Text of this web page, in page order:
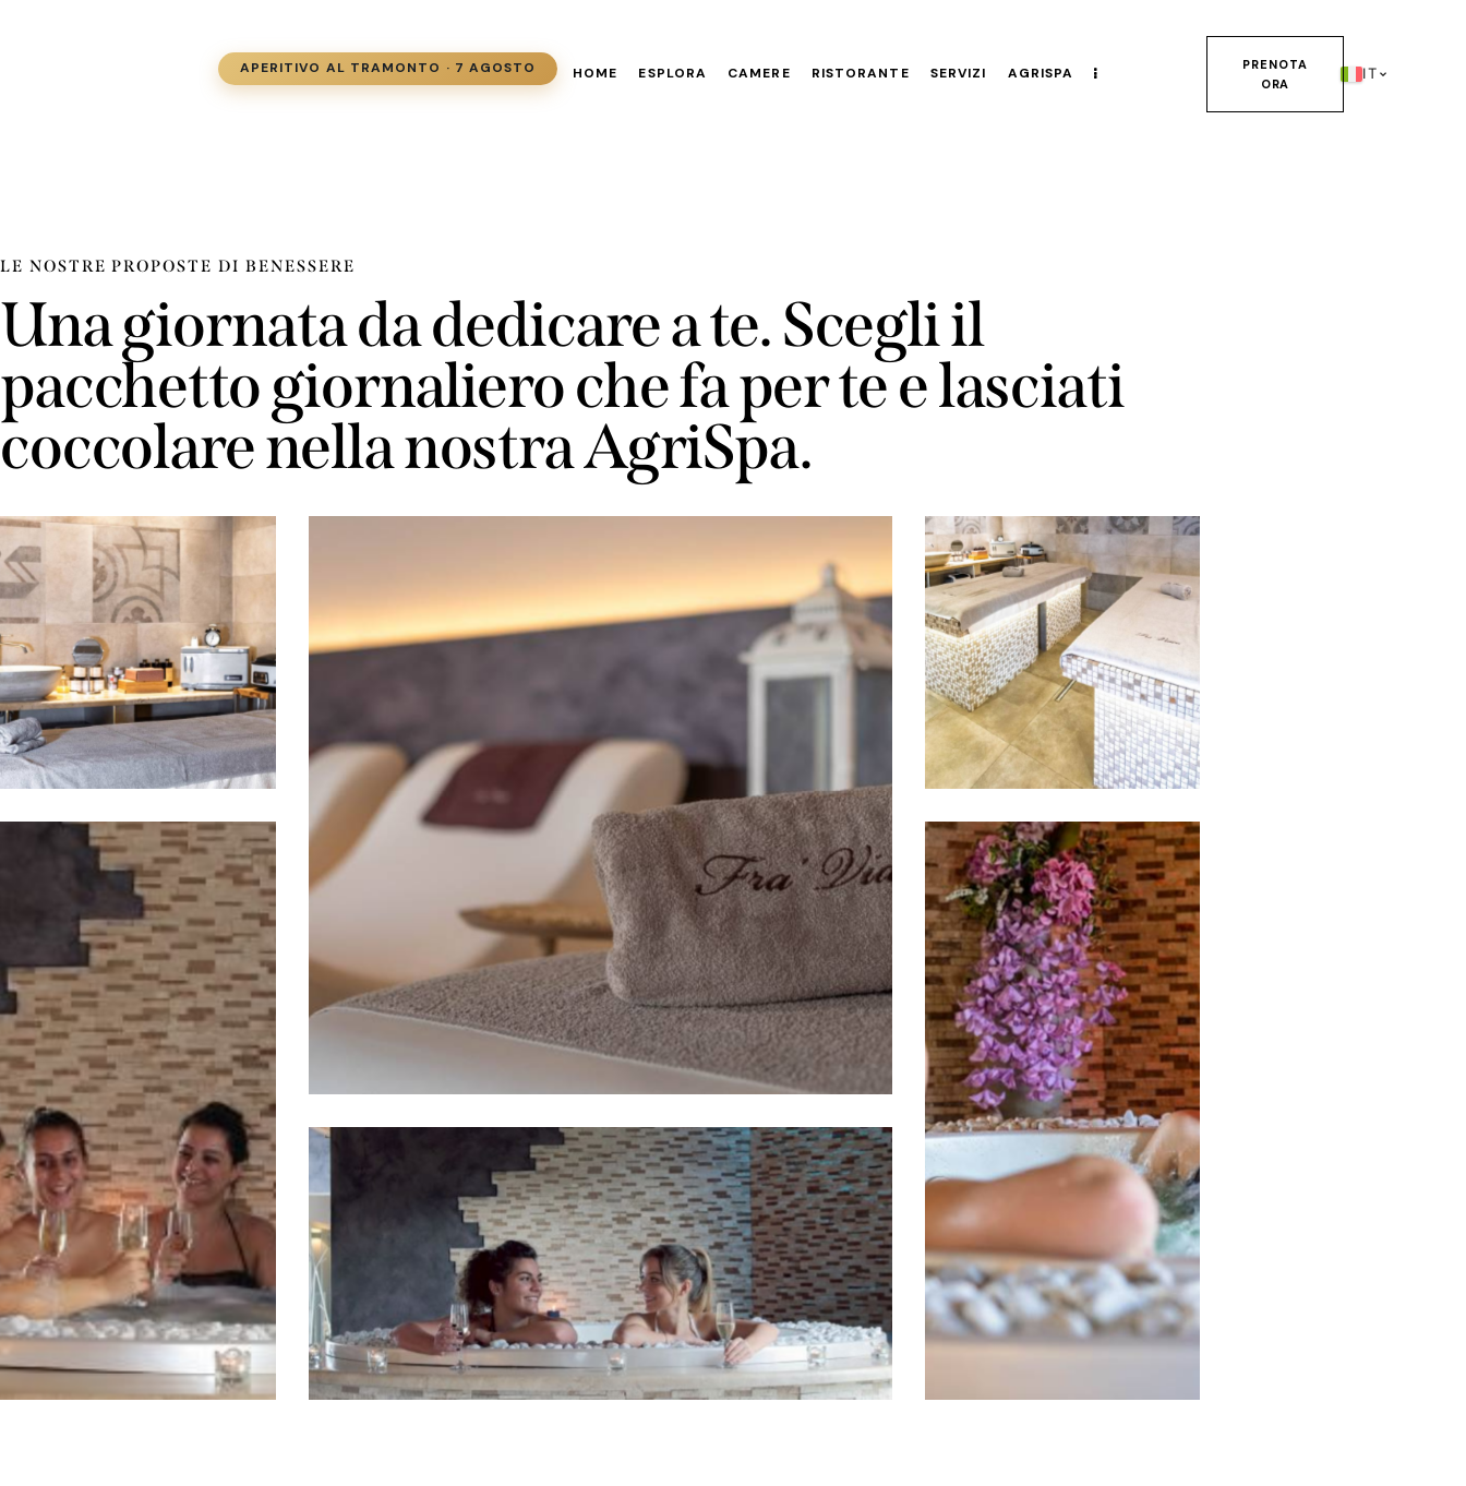
APERITIVO AL TRAMONTO · 7 AGOSTO HOME ESPLORA CAMERE RISTORANTE SERVIZI AGRISPA IT
PRENOTA
ORA
LE NOSTRE PROPOSTE DI BENESSERE
Una giornata da dedicare a te. Scegli il
pacchetto giornaliero che fa per te e lasciati
coccolare nella nostra AgriSpa.
Pacchetti Giornalieri
Pacchetti Giornalieri
Pacchetti Giornalieri
Pacchetti Giornalieri
Pacchetti Giornalieri
Pacchetti Giornalieri